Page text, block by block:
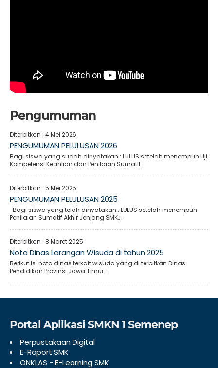
Pengumuman
Diterbitkan : 4 Mei 2026
PENGUMUMAN PELULUSAN 2026
Bagi siswa yang sudah dinyatakan : LULUS setelah menempuh Uji
Kompetensi Keahlian dan Penilaian Sumatif..
Diterbitkan : 5 Mei 2025
PENGUMUMAN PELULUSAN 2025
Bagi siswa yang telah dinyatakan : LULUS setelah menempuh
Penilaian Sumatif Akhir Jenjang SMK,..
Diterbitkan : 8 Maret 2025
Nota Dinas Larangan Wisuda di tahun 2025
Berikut isi nota dinas terkait wisuda yang di terbitkan Dinas
Pendidikan Provinsi Jawa Timur :..
Portal Aplikasi SMKN 1 Semenep
Perpustakaan Digital
E-Raport SMK
ONKLAS - E-Learning SMK